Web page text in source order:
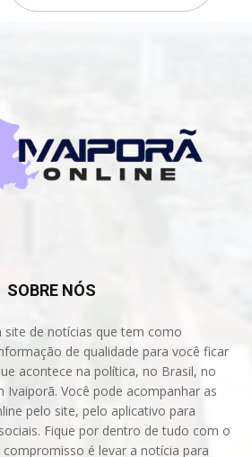
SOBRE NÓS
site de notícias que tem como
de qualidade para você ficar
acontece na política, no Brasil, no
Ivaiporã. Você pode acompanhar as
pelo site, pelo aplicativo para
Fique por dentro de tudo com o
é levar a notícia para